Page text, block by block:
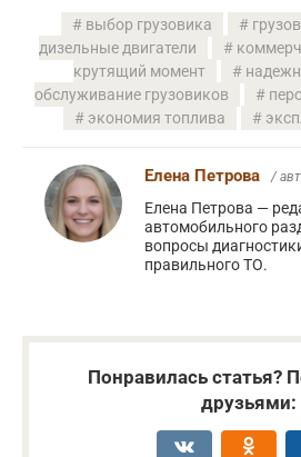
выбор грузовика
дизельные двигатели
крутящий момент
обслуживание грузовиков
экономия топлива
Елена Петрова /
Елена Петрова —
автомобильного
вопросы
правильного ТО.
Понравилась статья?
друзьями: